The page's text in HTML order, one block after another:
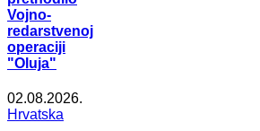
Vojno-
redarstvenoj
operaciji
"Oluja"
02.08.2026.
Hrvatska